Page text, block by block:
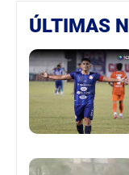
ÚLTIMAS